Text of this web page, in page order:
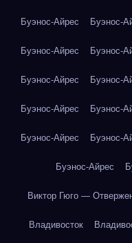
Буэнос-Айрес Буэнос-
Буэнос-Айрес Буэнос-
Буэнос-Айрес Буэнос-
Буэнос-Айрес Буэнос-
Буэнос-Айрес Буэнос-
Буэнос-Айрес
Виктор Гюго —
Владивосток